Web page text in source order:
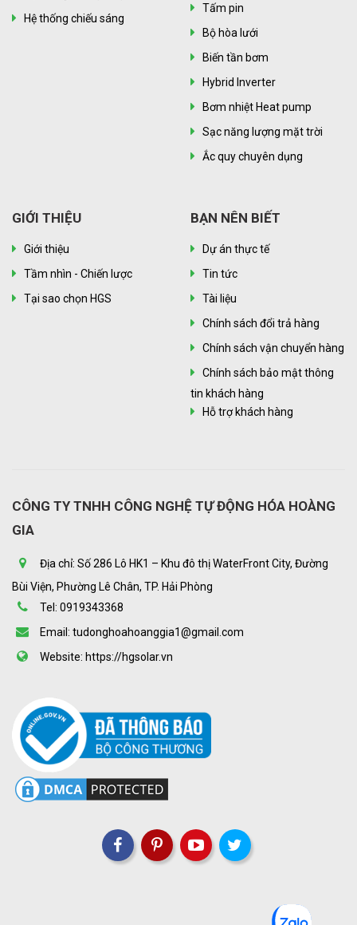
Hệ thống chiếu sáng
Tấm pin
Bộ hòa lưới
Biến tần bơm
Hybrid Inverter
Bơm nhiệt Heat pump
Sạc năng lượng mặt trời
Ắc quy chuyên dụng
GIỚI THIỆU
Giới thiệu
Tầm nhìn - Chiến lược
Tại sao chọn HGS
BẠN NÊN BIẾT
Dự án thực tế
Tin tức
Tài liệu
Chính sách đổi trả hàng
Chính sách vận chuyển hàng
Chính sách bảo mật thông
tin khách hàng
Hỗ trợ khách hàng
CÔNG TY TNHH CÔNG NGHỆ TỰ ĐỘNG HÓA HOÀNG
GIA
Địa chỉ: Số 286 Lô HK1 – Khu đô thị WaterFront City, Đường
Bùi Viện, Phường Lê Chân, TP. Hải Phòng
Tel: 0919343368
Email: tudonghoahoanggia1@gmail.com
Website: https://hgsolar.vn